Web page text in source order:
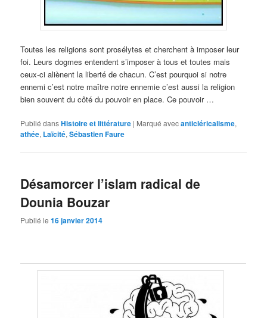
Toutes les religions sont prosélytes et cherchent à imposer leur
foi. Leurs dogmes entendent s’imposer à tous et toutes mais
ceux-ci aliènent la liberté de chacun. C’est pourquoi si notre
ennemi c’est notre maître notre ennemie c’est aussi la religion
bien souvent du côté du pouvoir en place. Ce pouvoir …
Publié dansHistoire et littérature | Marqué avecanticléricalisme,
athée, Laïcité,Sébastien Faure
Désamorcer l’islam radical de
Dounia Bouzar
Publié le16 janvier 2014